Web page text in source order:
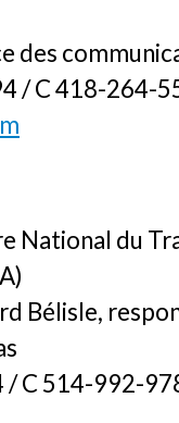
des
/ C 418-264-
National du
Bélisle,
/ C 514-992-